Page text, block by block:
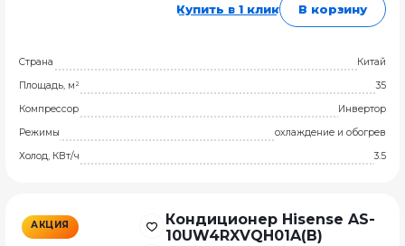
Купить в 1 клик В корзину
Страна
Китай
Площадь, м²
35
Компрессор
Инвертор
Режимы
охлаждение и обогрев
Холод, КВт/ч
3.5
АКЦИЯ
Кондиционер Hisense AS-
10UW4RXVQH01A(B)